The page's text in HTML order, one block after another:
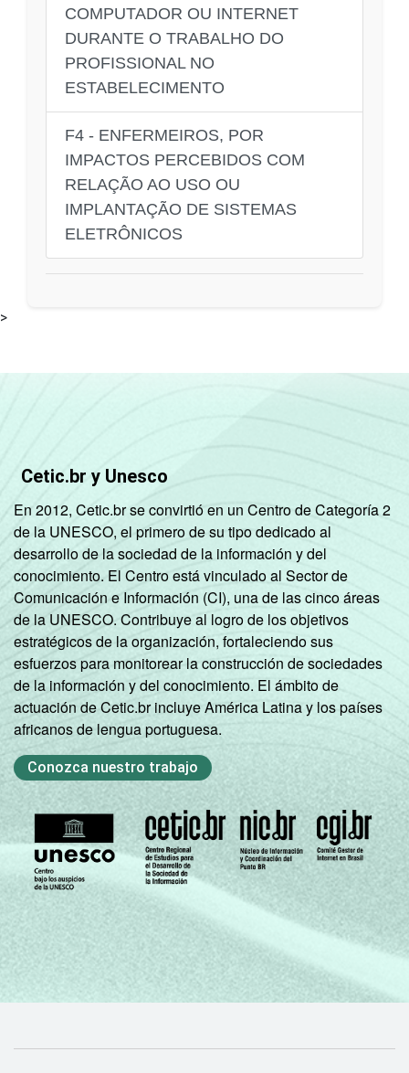
COMPUTADOR OU INTERNET
DURANTE O TRABALHO DO
PROFISSIONAL NO
ESTABELECIMENTO
F4 - ENFERMEIROS, POR
IMPACTOS PERCEBIDOS COM
RELAÇÃO AO USO OU
IMPLANTAÇÃO DE SISTEMAS
ELETRÔNICOS
>
Cetic.br y Unesco
En 2012, Cetic.br se convirtió en un Centro de Categoría 2
de la UNESCO, el primero de su tipo dedicado al
desarrollo de la sociedad de la información y del
conocimiento. El Centro está vinculado al Sector de
Comunicación e Información (CI), una de las cinco áreas
de la UNESCO. Contribuye al logro de los objetivos
estratégicos de la organización, fortaleciendo sus
esfuerzos para monitorear la construcción de sociedades
de la información y del conocimiento. El ámbito de
actuación de Cetic.br incluye América Latina y los países
africanos de lengua portuguesa.
Conozca nuestro trabajo